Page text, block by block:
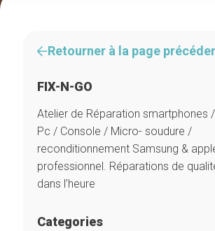
Retourner à la page
FIX-N-GO
Atelier de Réparation smartphones
Pc / Console / Micro- soudure /
reconditionnement Samsung &
professionnel. Réparations de
dans l’heure
Categories